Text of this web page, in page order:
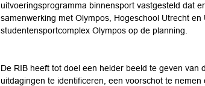
uitvoeringsprogramma binnensport vastgesteld dat
samenwerking met Olympos, Hogeschool Utrecht
studentensportcomplex Olympos op de planning.
De RIB heeft tot doel een helder beeld te geven
uitdagingen te identificeren, een voorschot te